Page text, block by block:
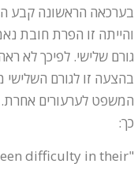
בערכאה הראשונה קבע
והייתה זו הפרת חובת
גורם שלישי. לפיכך לא
בהצעה זו לגורם
המשפט לערעורים
כך:
difficulty in their